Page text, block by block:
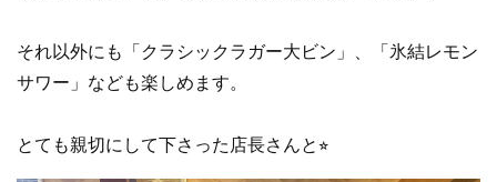
それ以外にも「クラシックラガー大ビン」、「氷結レモン
サワー」なども楽しめます。
とても親切にして下さった店長さんと⭐︎